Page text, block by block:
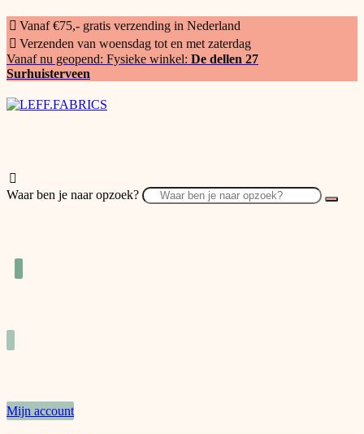
Vanaf €75,- gratis verzending in Nederland
Verzenden van woensdag tot en met zaterdag
Vanaf nu geopend: Fysieke winkel: De dellen 27
Surhuisterveen
Waar ben je naar opzoek?
Mijn account